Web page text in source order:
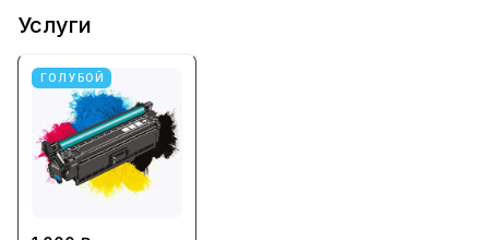
Услуги
ГОЛУБОЙ